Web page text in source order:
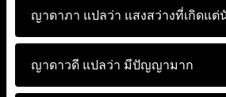
ญาดาภา แปลว่า แสงสว่างที่เกิดแ
ญาดาวดี แปลว่า มีปัญญามาก